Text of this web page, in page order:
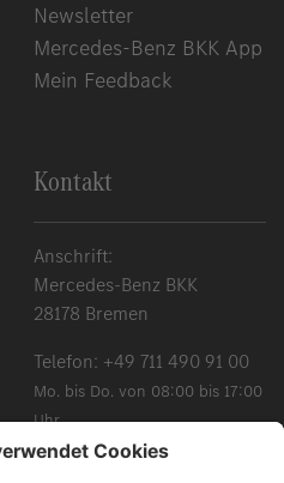
Newsletter
Mercedes-Benz BKK App
Mein Feedback
Kontakt
Anschrift:
Mercedes-Benz BKK
28178 Bremen
Telefon: +49 711 490 91 00
Mo. bis Do. von 08:00 bis 17:00
Uhr
Fr. von 08:00 bis 15:00 Uhr